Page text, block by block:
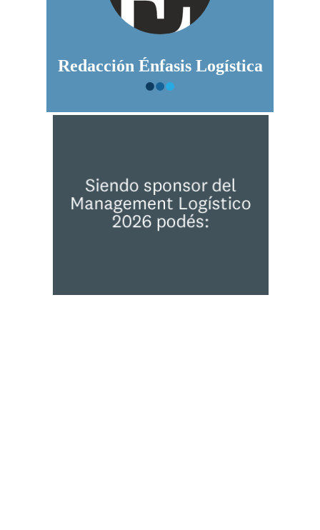
Redacción Énfasis Logística